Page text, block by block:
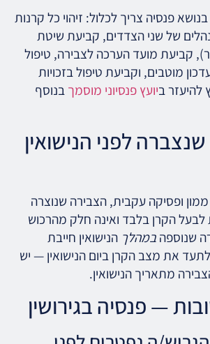
פנסיה צריך לכלול: זיהוי כל קרנות
של שני הצדדים, קביעת שיטת
קביעת מועד הערכה לצבירה, טיפול
מוטבים, וקביעת טיפול בזכויות
להיעזר ביועץ פנסיוני מוסמךבנוסף
לפני הנישואין
ופסיקה עקבית, הצבירה שנוצרה
לבעל הקרן בלבד ואינה חלק מהרכוש
שנוספהבמהלך הנישואין חייבת
את מצב הקרן ביום הנישואין — יש
מתאריך הנישואין.
— פנסיה בגירושין